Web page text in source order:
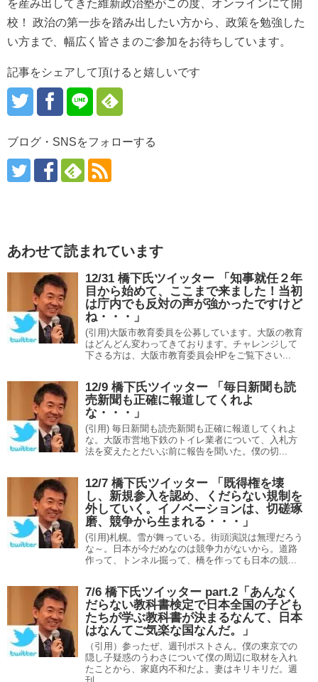
を産み出してきた維新政治塾がこの度、オンラインにて開
校！ 政治の第一歩を踏み出したい方から、政策を勉強した
い方まで、幅広く皆さまのご参加をお待ちしています。
記事をシェアして頂けると嬉しいです
ブログ・SNSをフォローする
あわせて読まれています
12/31 橋下氏ツイッター 「知事就任２年
目から始めて、ここまで来ました！当初
は庁内でも反対の声が強かったですけど
ね・・・」
(引用)大阪市教育委員を公募しています。大阪の教育
はどんどん変わってきております。チャレンジして
下さる方は、大阪市教育委員会HPをご覧下さい...
12/9 橋下氏ツイッター 「毎日新聞も読
売新聞も正確に報道してくれよ
な・・・」
(引用) 毎日新聞も読売新聞も正確に報道してくれよ
な。大阪市営地下鉄のトイレ業者について、入札方
法を変えたとだいぶ前に報告を聞いた。僕の切...
12/7 橋下氏ツイッター 「既得権を壊
し、新規参入を認め、くだらない規制を
外していく。イノベーションは、切磋琢
磨、競争から生まれる・・・」
(引用)札幌。雪が舞っている。街頭演説は無理だろう
な～。日本が今だめなのは競争力がないから。道路
作って、トンネル掘って、橋を作っても日本の競...
7/6 橋下氏ツイッター part.2「あんなく
だらない教科書検定で日本全国の子ども
たちが学ぶ教科書が決まるなんて、日本
はなんてご気楽な国なんだ。」
（引用）参ったぜ、週刊ポストさん。僕の東京での
隠し子疑惑のうわさについて僕の周辺に取材を入れ
たことから、家庭内不和だよ。妻はキリキリだ。週